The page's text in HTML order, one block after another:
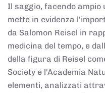
Il saggio, facendo ampio
mette in evidenza
da Salomon Reisel in
medicina del tempo, e
della figura di Reisel
Society e l'Academia
elementi, analizzati